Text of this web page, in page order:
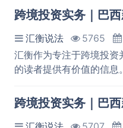
跨境投资实务｜巴
汇衡说法 5765
汇衡作为专注于跨境投
的读者提供有价值的信息。
跨境投资实务｜巴